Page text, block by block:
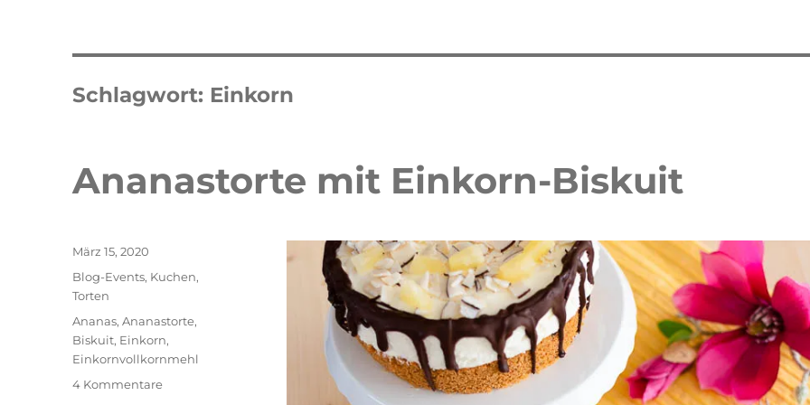
Schlagwort: Einkorn
Ananastorte mit Einkorn-Biskuit
Veröffentlicht
am
März 15, 2020
Kategorien
Blog-Events, Kuchen,
Torten
Schlagwörter
Ananas,Ananastorte,
Biskuit, Einkorn,
Einkornvollkornmehl
4 Kommentarezu